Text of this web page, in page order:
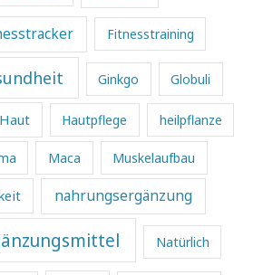
Fitnesstraining
Ginkgo Globuli
Haut Hautpflege heilpflanze
Maca Muskelaufbau
nahrungsergänzung
Natürlich